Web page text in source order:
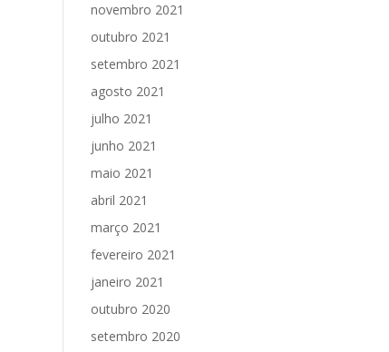
novembro 2021
outubro 2021
setembro 2021
agosto 2021
julho 2021
junho 2021
maio 2021
abril 2021
março 2021
fevereiro 2021
janeiro 2021
outubro 2020
setembro 2020